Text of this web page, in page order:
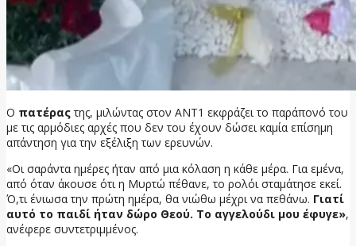
Ο πατέραςτης, μιλώντας στον ΑΝΤ1 εκφράζει το παράπονό του
με τις αρμόδιες αρχές που δεν του έχουν δώσει καμία επίσημη
απάντηση για την εξέλιξη των ερευνών.
«Οι σαράντα ημέρες ήταν από μια κόλαση η κάθε μέρα. Για εμένα,
από όταν άκουσε ότι η Μυρτώ πέθανε, το ρολόι σταμάτησε εκεί.
Ό,τι ένιωσα την πρώτη ημέρα, θα νιώθω μέχρι να πεθάνω. Γιατί
αυτό το παιδί ήταν δώρο Θεού. Το αγγελούδι μου έφυγε»,
ανέφερε συντετριμμένος.